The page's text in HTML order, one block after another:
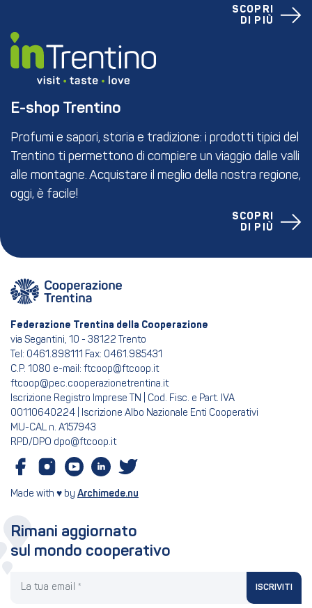
SCOPRI
DI PIÙ
E-shop Trentino
Profumi e sapori, storia e tradizione: i prodotti tipici del
Trentino ti permettono di compiere un viaggio dalle valli
alle montagne. Acquistare il meglio della nostra regione,
oggi, è facile!
SCOPRI
DI PIÙ
Federazione Trentina della Cooperazione
via Segantini, 10 - 38122 Trento
Tel: 0461.898111 Fax: 0461.985431
C.P. 1080 e-mail: ftcoop@ftcoop.it
ftcoop@pec.cooperazionetrentina.it
Iscrizione Registro Imprese TN | Cod. Fisc. e Part. IVA
00110640224 | Iscrizione Albo Nazionale Enti Cooperativi
MU-CAL n. A157943
RPD/DPO dpo@ftcoop.it
Made with ♥ by Archimede.nu
Rimani aggiornato
sul mondo cooperativo
ISCRIVITI